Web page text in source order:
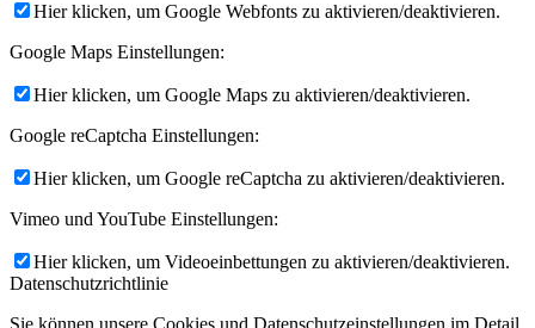
Hier klicken, um Google Webfonts zu aktivieren/deaktivieren.
Google Maps Einstellungen:
Hier klicken, um Google Maps zu aktivieren/deaktivieren.
Google reCaptcha Einstellungen:
Hier klicken, um Google reCaptcha zu aktivieren/deaktivieren.
Vimeo und YouTube Einstellungen:
Hier klicken, um Videoeinbettungen zu aktivieren/deaktivieren.
Datenschutzrichtlinie
Sie können unsere Cookies und Datenschutzeinstellungen im Detail